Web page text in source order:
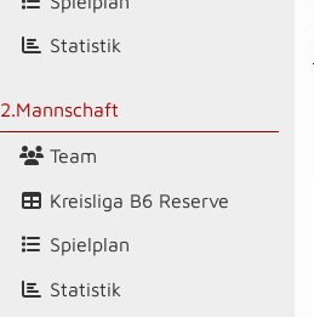
Statistik
2.Mannschaft
Team
Kreisliga B6 Reserve
Spielplan
Statistik